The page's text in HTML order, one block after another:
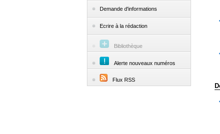
Demande d'informations
Ecrire à la rédaction
Bibliothèque
Alerte nouveaux numéros
Flux RSS